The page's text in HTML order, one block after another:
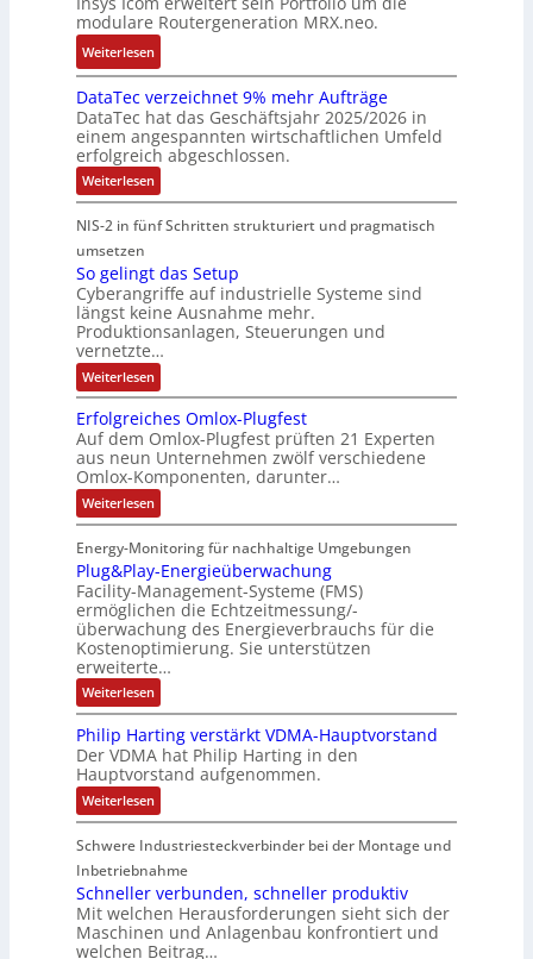
n
e
n
u
n
d
S
t
ö
r
a
n
ä
l
l
g
k
e
i
t
e
r
M
a
s
c
h
i
n
2
0
2
6
E
u
r
o
p
a
E
t
h
c
a
t
P
l
u
g
F
e
s
t
F
e
h
l
e
r
s
t
r
a
t
g
i
e
ü
r
D
I
N
-
S
c
h
i
e
n
e
n
-
N
e
t
z
t
e
i
l
e
a
s
i
e
r
t
e
I
n
d
s
t
r
i
e
c
o
m
p
u
t
e
r
e
r
h
a
l
t
e
n
I
E
C
6
2
4
3
-
4
modulare Routergeneration MRX.neo.
Weiterlesen:
M
o
d
u
l
a
r
e
o
u
t
r
g
e
n
e
r
a
t
i
o
n
k
o
m
b
i
n
i
e
t
F
e
x
i
b
DataTec verzeichnet 9% mehr Aufträge
DataTec hat das Geschäftsjahr 2025/2026 in
einem angespannten wirtschaftlichen Umfeld
erfolgreich abgeschlossen.
Weiterlesen:
D
t
e
c
v
e
z
e
i
c
h
n
e
t
9
%
m
e
r
A
u
f
t
r
ä
g
e
NIS-2 in fünf Schritten strukturiert und pragmatisch
umsetzen
So gelingt das Setup
Cyberangriffe auf industrielle Systeme sind
längst keine Ausnahme mehr.
Produktionsanlagen, Steuerungen und
vernetzte…
Weiterlesen:
S
o
g
e
i
n
g
t
d
a
s
S
e
t
u
p
Erfolgreiches Omlox-Plugfest
Auf dem Omlox-Plugfest prüften 21 Experten
aus neun Unternehmen zwölf verschiedene
Omlox-Komponenten, darunter…
Weiterlesen:
E
f
o
l
g
r
e
i
c
h
e
s
O
m
l
o
x
-
l
u
f
e
s
t
Energy-Monitoring für nachhaltige Umgebungen
Plug&Play-Energieüberwachung
Facility-Management-Systeme (FMS)
ermöglichen die Echtzeitmessung/-
überwachung des Energieverbrauchs für die
Kostenoptimierung. Sie unterstützen
erweiterte…
Weiterlesen:
P
u
g
&
P
l
a
y
E
n
e
r
g
Philip Harting verstärkt VDMA-Hauptvorstand
Der VDMA hat Philip Harting in den
Hauptvorstand aufgenommen.
Weiterlesen:
P
i
l
p
H
a
r
Schwere Industriesteckverbinder bei der Montage und
Inbetriebnahme
Schneller verbunden, schneller produktiv
Mit welchen Herausforderungen sieht sich der
Maschinen und Anlagenbau konfrontiert und
welchen Beitrag…